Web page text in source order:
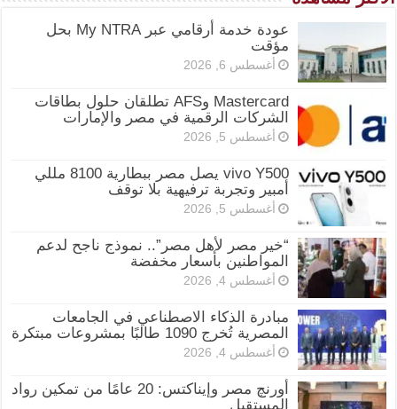
عودة خدمة أرقامي عبر My NTRA بحل
مؤقت
أغسطس 6, 2026
Mastercard وAFS تطلقان حلول بطاقات
الشركات الرقمية في مصر والإمارات
أغسطس 5, 2026
vivo Y500 يصل مصر ببطارية 8100 مللي
أمبير وتجربة ترفيهية بلا توقف
أغسطس 5, 2026
“خير مصر لأهل مصر”.. نموذج ناجح لدعم
المواطنين بأسعار مخفضة
أغسطس 4, 2026
مبادرة الذكاء الاصطناعي في الجامعات
المصرية تُخرج 1090 طالبًا بمشروعات مبتكرة
أغسطس 4, 2026
أورنچ مصر وإيناكتس: 20 عامًا من تمكين رواد
المستقبل